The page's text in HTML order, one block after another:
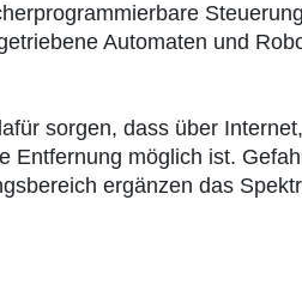
Automaten und
sorgen, dass über
Entfernung möglich ist.
ergänzen das